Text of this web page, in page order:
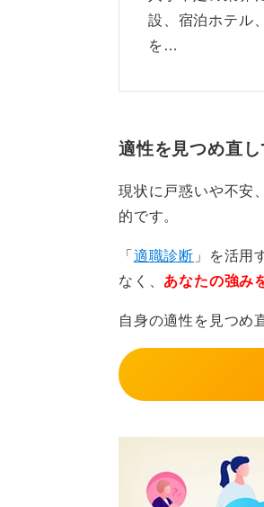
設、宿泊ホテル
を…
適性を見つめ直
現状に戸惑いや不安
的です。
「 適職診断 」を活用
なく、 あなたの強み
自身の適性を見つめ